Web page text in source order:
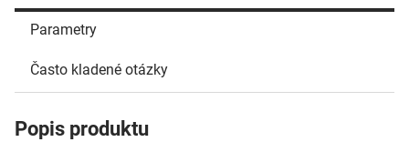
Parametry
Často kladené otázky
Popis produktu